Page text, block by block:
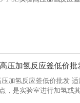
压加氢反应釜低价批
加氢反应釜低价批发
，是实验室进行加氢或